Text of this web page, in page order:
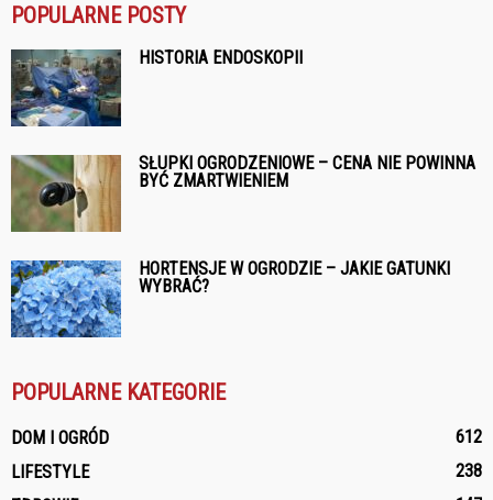
POPULARNE POSTY
HISTORIA ENDOSKOPII
SŁUPKI OGRODZENIOWE – CENA NIE POWINNA
BYĆ ZMARTWIENIEM
HORTENSJE W OGRODZIE – JAKIE GATUNKI
WYBRAĆ?
POPULARNE KATEGORIE
DOM I OGRÓD
612
LIFESTYLE
238